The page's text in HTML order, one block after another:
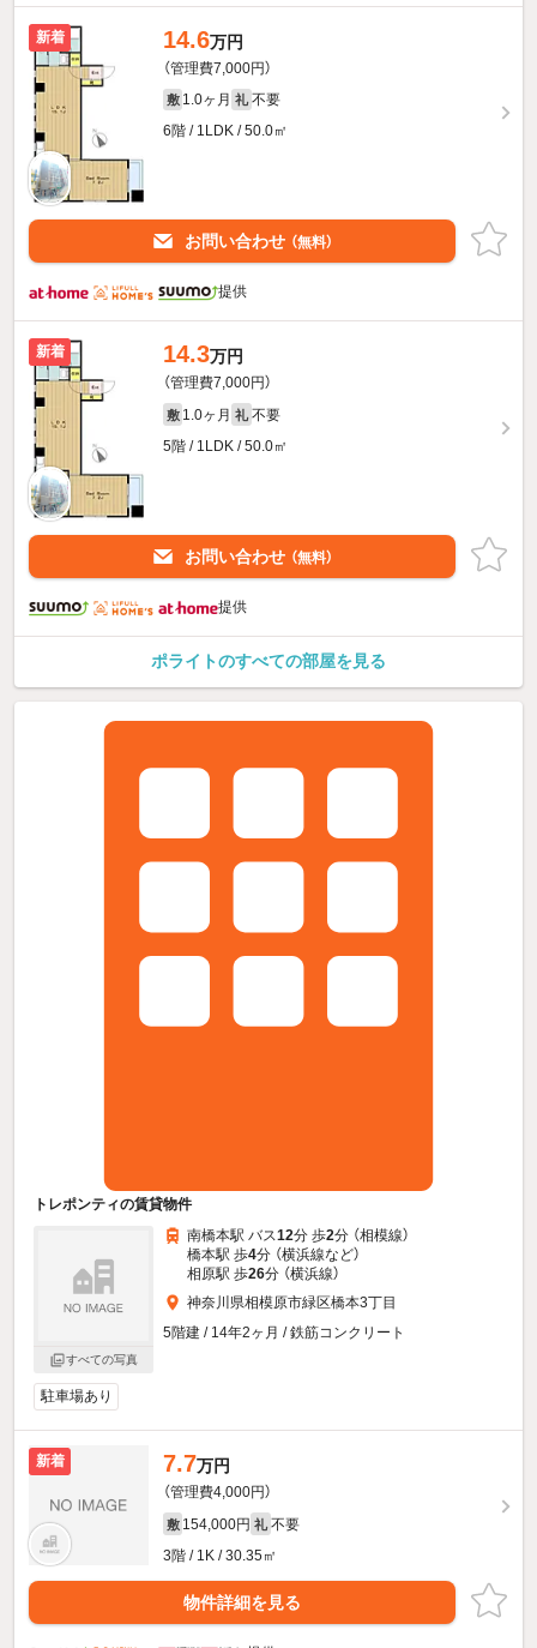
新着 14.6万円
（管理費7,000円）
敷 1.0ヶ月 礼 不要
6階 / 1LDK / 50.0㎡
お問い合わせ （無料）
提供
新着 14.3万円
（管理費7,000円）
敷 1.0ヶ月 礼 不要
5階 / 1LDK / 50.0㎡
お問い合わせ （無料）
提供
ポライトのすべての部屋を見る
トレポンティの賃貸物件
すべての写真
南橋本駅 バス12分 歩2分 （相模線）
橋本駅 歩4分 （横浜線など）
相原駅 歩26分 （横浜線）
神奈川県相模原市緑区橋本3丁目
5階建 / 14年2ヶ月 / 鉄筋コンクリート
駐車場あり
新着 7.7万円
（管理費4,000円）
敷 154,000円 礼 不要
3階 / 1K / 30.35㎡
物件詳細を見る